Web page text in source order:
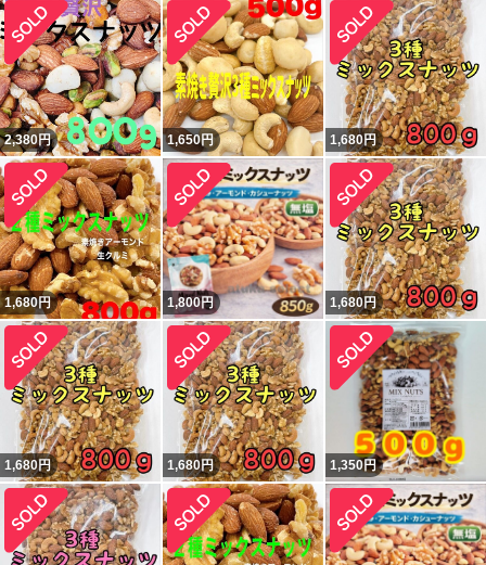
2,380円 1,650円 1,680円
1,680円 1,800円 1,680円
1,680円 1,680円 1,350円